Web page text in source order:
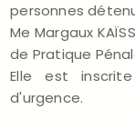
personnes
Me Margaux
de Pratique
Elle est
d'urgence.